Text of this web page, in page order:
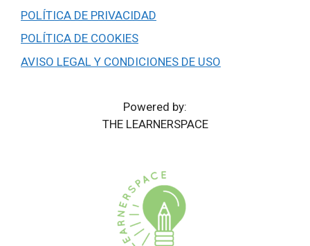
POLÍTICA DE PRIVACIDAD
POLÍTICA DE COOKIES
AVISO LEGAL Y CONDICIONES DE USO
Powered by:
THE LEARNERSPACE